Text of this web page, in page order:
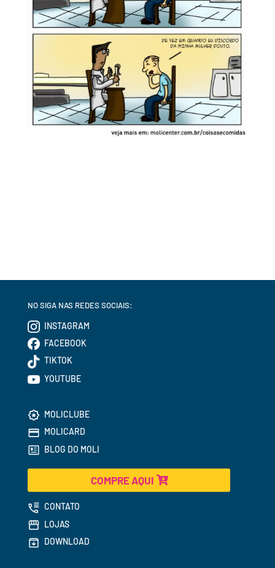
NO SIGA NAS REDES SOCIAIS:
INSTAGRAM
FACEBOOK
TIKTOK
YOUTUBE
MOLICLUBE
MOLICARD
BLOG DO MOLI
COMPRE AQUI
CONTATO
LOJAS
DOWNLOAD